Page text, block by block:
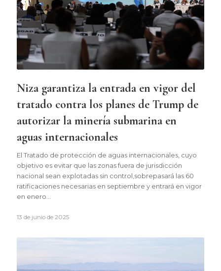
Niza garantiza la entrada en vigor del
tratado contra los planes de Trump de
autorizar la minería submarina en
aguas internacionales
El Tratado de protección de aguas internacionales, cuyo
objetivo es evitar que las zonas fuera de jurisdicción
nacional sean explotadas sin control,sobrepasará las 60
ratificaciones necesarias en septiembre y entrará en vigor
en enero…
13 de junio de 2025